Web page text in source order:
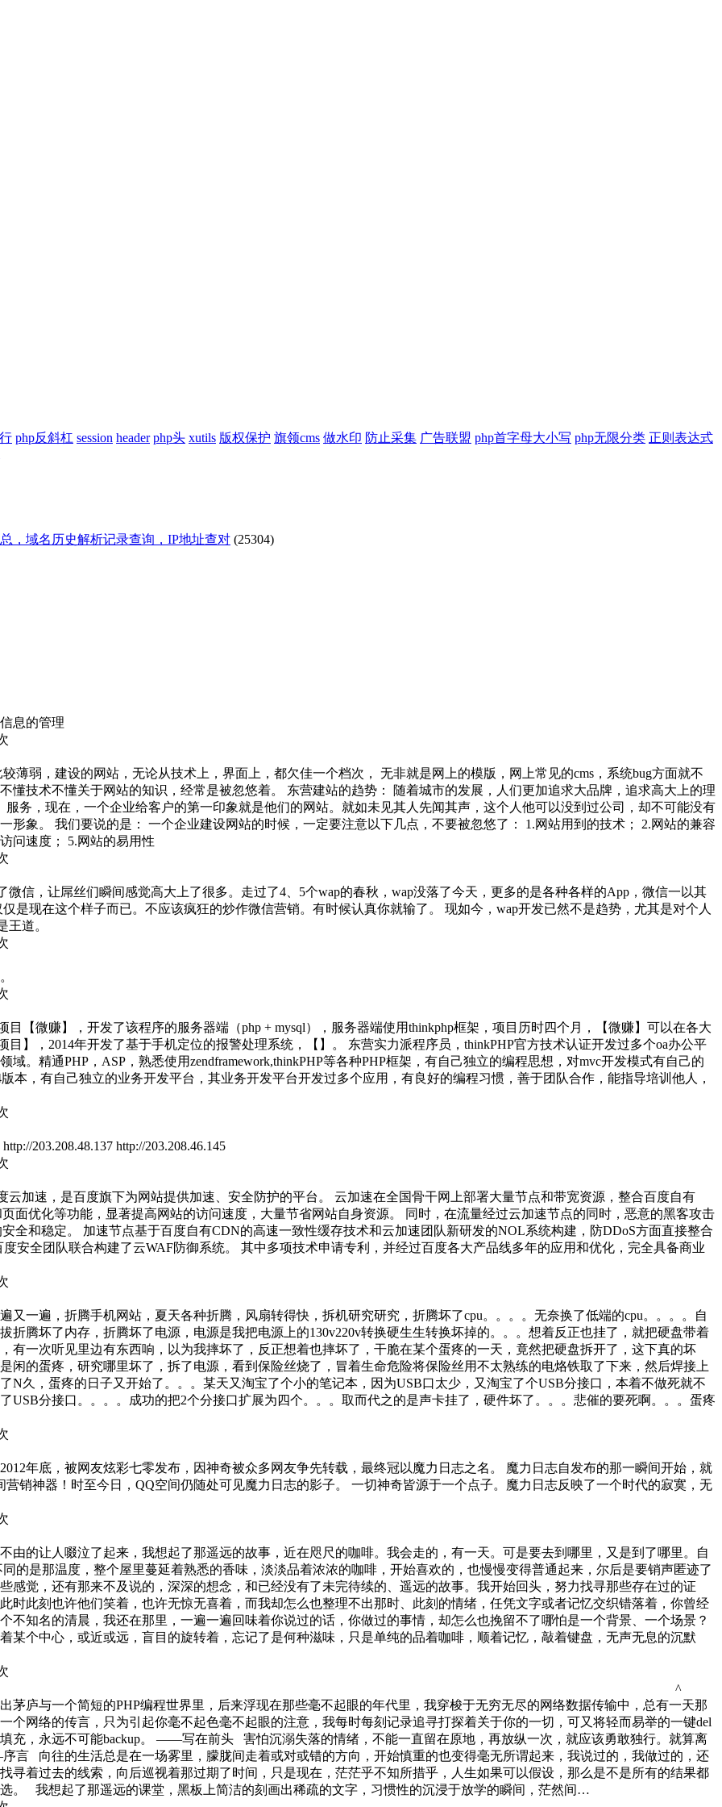
php反斜杠 session header php头 xutils 版权保护 旗领cms 做水印 防止采集 广告联盟 php首字母大小写 php无限分类 正则表达式
，域名历史解析记录查询，IP地址查对 (25304)
息的管理
薄弱，建设的网站，无论从技术上，界面上，都欠佳一个档次， 无非就是网上的模版，网上常见的cms，系统bug方面就不
懂技术不懂关于网站的知识，经常是被忽悠着。 东营建站的趋势： 随着城市的发展，人们更加追求大品牌，追求高大上的理
务，现在，一个企业给客户的第一印象就是他们的网站。就如未见其人先闻其声，这个人他可以没到过公司，却不可能没有
形象。 我们要说的是： 一个企业建设网站的时候，一定要注意以下几点，不要被忽悠了： 1.网站用到的技术； 2.网站的兼容
问速度； 5.网站的易用性
信，让屌丝们瞬间感觉高大上了很多。走过了4、5个wap的春秋，wap没落了今天，更多的是各种各样的App，微信一以其
是现在这个样子而已。不应该疯狂的炒作微信营销。有时候认真你就输了。 现如今，wap开发已然不是趋势，尤其是对个人
王道。
目【微赚】，开发了该程序的服务器端（php + mysql），服务器端使用thinkphp框架，项目历时四个月，【微赚】可以在各大
】，2014年开发了基于手机定位的报警处理系统，【】。 东营实力派程序员，thinkPHP官方技术认证开发过多个oa办公平
。精通PHP，ASP，熟悉使用zendframework,thinkPHP等各种PHP框架，有自己独立的编程思想，对mvc开发模式有自己的
本，有自己独立的业务开发平台，其业务开发平台开发过多个应用，有良好的编程习惯，善于团队合作，能指导培训他人，
203.208.48.137 http://203.208.46.145
云加速，是百度旗下为网站提供加速、安全防护的平台。 云加速在全国骨干网上部署大量节点和带宽资源，整合百度自有
面优化等功能，显著提高网站的访问速度，大量节省网站自身资源。 同时，在流量经过云加速节点的同时，恶意的黑客攻击
全和稳定。 加速节点基于百度自有CDN的高速一致性缓存技术和云加速团队新研发的NOL系统构建，防DDoS方面直接整合
安全团队联合构建了云WAF防御系统。 其中多项技术申请专利，并经过百度各大产品线多年的应用和优化，完全具备商业
又一遍，折腾手机网站，夏天各种折腾，风扇转得快，拆机研究研究，折腾坏了cpu。。。。无奈换了低端的cpu。。。。自
折腾坏了内存，折腾坏了电源，电源是我把电源上的130v220v转换硬生生转换坏掉的。。。想着反正也挂了，就把硬盘带着
有一次听见里边有东西响，以为我摔坏了，反正想着也摔坏了，干脆在某个蛋疼的一天，竟然把硬盘拆开了，这下真的坏
闲的蛋疼，研究哪里坏了，拆了电源，看到保险丝烧了，冒着生命危险将保险丝用不太熟练的电烙铁取了下来，然后焊接上
N久，蛋疼的日子又开始了。。。某天又淘宝了个小的笔记本，因为USB口太少，又淘宝了个USB分接口，本着不做死就不
USB分接口。。。。成功的把2个分接口扩展为四个。。。取而代之的是声卡挂了，硬件坏了。。。悲催的要死啊。。。蛋疼
年底，被网友炫彩七零发布，因神奇被众多网友争先转载，最终冠以魔力日志之名。 魔力日志自发布的那一瞬间开始，就
销神器！时至今日，QQ空间仍随处可见魔力日志的影子。 一切神奇皆源于一个点子。魔力日志反映了一个时代的寂寞，无
的让人啜泣了起来，我想起了那遥远的故事，近在咫尺的咖啡。我会走的，有一天。可是要去到哪里，又是到了哪里。自
的是那温度，整个屋里蔓延着熟悉的香味，淡淡品着浓浓的咖啡，开始喜欢的，也慢慢变得普通起来，尔后是要销声匿迹了
感觉，还有那来不及说的，深深的想念，和已经没有了未完待续的、遥远的故事。我开始回头，努力找寻那些存在过的证
时此刻也许他们笑着，也许无惊无喜着，而我却怎么也整理不出那时、此刻的情绪，任凭文字或者记忆交织错落着，你曾经
不知名的清晨，我还在那里，一遍一遍回味着你说过的话，你做过的事情，却怎么也挽留不了哪怕是一个背景、一个场景？
某个中心，或近或远，盲目的旋转着，忘记了是何种滋味，只是单纯的品着咖啡，顺着记忆，敲着键盘，无声无息的沉默
茅庐与一个简短的PHP编程世界里，后来浮现在那些毫不起眼的年代里，我穿梭于无穷无尽的网络数据传输中，总有一天那
个网络的传言，只为引起你毫不起色毫不起眼的注意，我每时每刻记录追寻打探着关于你的一切，可又将轻而易举的一键del
充，永远不可能backup。 ——写在前头 害怕沉溺失落的情绪，不能一直留在原地，再放纵一次，就应该勇敢独行。就算离
言 向往的生活总是在一场雾里，朦胧间走着或对或错的方向，开始慎重的也变得毫无所谓起来，我说过的，我做过的，还
寻着过去的线索，向后巡视着那过期了时间，只是现在，茫茫乎不知所措乎，人生如果可以假设，那么是不是所有的结果都
。 我想起了那遥远的课堂，黑板上简洁的刻画出稀疏的文字，习惯性的沉浸于放学的瞬间，茫然间…
^